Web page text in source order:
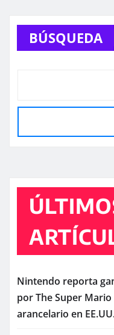
BÚSQUEDA
Nintendo reporta
por The Super
arancelario en